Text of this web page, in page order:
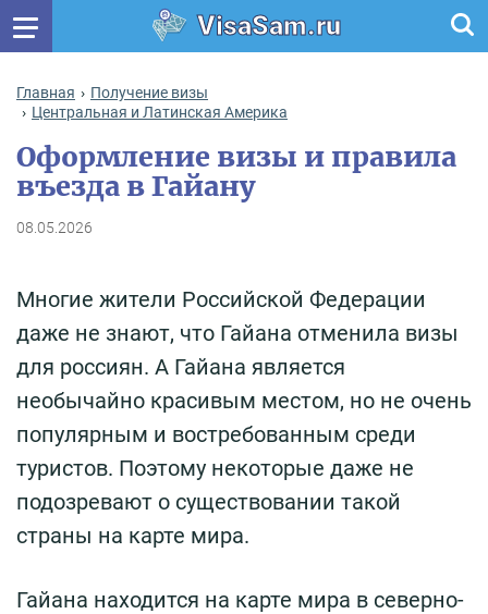
VisaSam.ru
Главная
Получение визы
Центральная и Латинская Америка
Оформление визы и правила
въезда в Гайану
08.05.2026
Многие жители Российской Федерации
даже не знают, что Гайана отменила визы
для россиян. А Гайана является
необычайно красивым местом, но не очень
популярным и востребованным среди
туристов. Поэтому некоторые даже не
подозревают о существовании такой
страны на карте мира.
Гайана находится на карте мира в северно-